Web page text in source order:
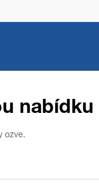
nabídku
ozve.